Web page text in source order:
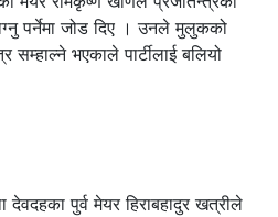
पर्नेमा जोड दिए । उनले मुलुकको
सम्हाल्ने भएकाले पार्टीलाई बलियो
देवदहका पुर्व मेयर हिराबहादुर खत्रीले